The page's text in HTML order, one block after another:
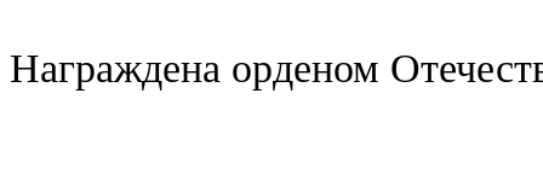
Награждена орденом